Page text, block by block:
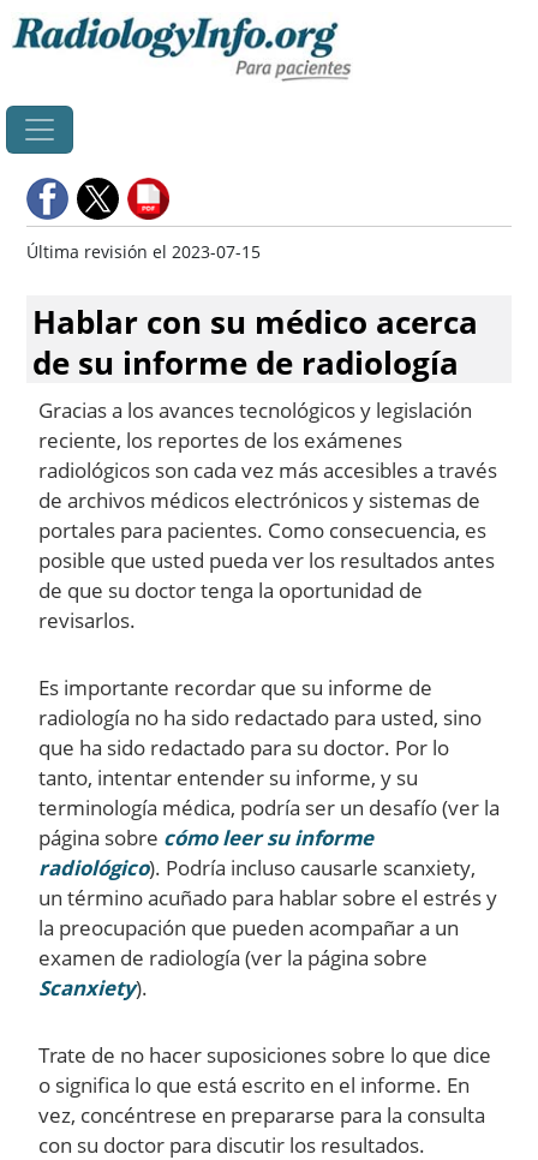
Última revisión el 2023-07-15
Hablar con su médico acerca
de su informe de radiología
Gracias a los avances tecnológicos y legislación
reciente, los reportes de los exámenes
radiológicos son cada vez más accesibles a través
de archivos médicos electrónicos y sistemas de
portales para pacientes. Como consecuencia, es
posible que usted pueda ver los resultados antes
de que su doctor tenga la oportunidad de
revisarlos.
Es importante recordar que su informe de
radiología no ha sido redactado para usted, sino
que ha sido redactado para su doctor. Por lo
tanto, intentar entender su informe, y su
terminología médica, podría ser un desafío (ver la
página sobre cómo leer su informe
radiológico). Podría incluso causarle scanxiety,
un término acuñado para hablar sobre el estrés y
la preocupación que pueden acompañar a un
examen de radiología (ver la página sobre
Scanxiety).
Trate de no hacer suposiciones sobre lo que dice
o significa lo que está escrito en el informe. En
vez, concéntrese en prepararse para la consulta
con su doctor para discutir los resultados.